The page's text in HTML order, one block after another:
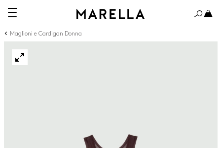
Maglioni e Cardigan Donna